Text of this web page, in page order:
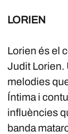
LORIEN
Lorien és el
Judit Lorien.
melodies
Íntima i
influències
banda